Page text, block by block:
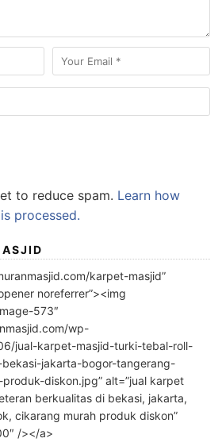
to reduce spam. Learn how
processed.
karpet-masjid”
noreferrer”><img
573″
wp-
jual-karpet-masjid-turki-tebal-roll-
jakarta-bogor-tangerang-
diskon.jpg” alt=”jual karpet
berkualitas di bekasi, jakarta,
cikarang murah produk diskon”
/></a>